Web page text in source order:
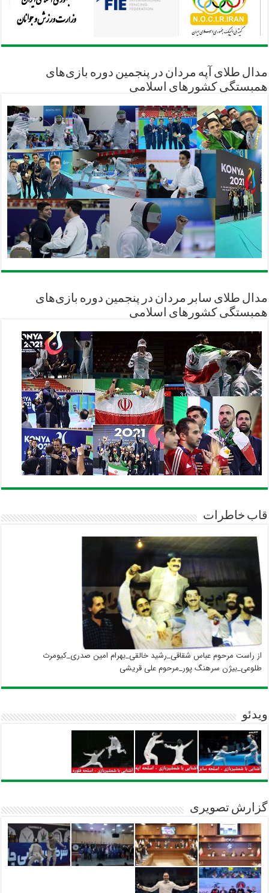
مدال طلای آپه مردان در پنجمین دوره بازی‌های
همبستگی کشورهای اسلامی
مدال طلای سابر مردان در پنجمین دوره بازی‌های
همبستگی کشورهای اسلامی
قاب خاطرات
از راست مرحوم عباس شقاقی_رشید خالقی_بهرام امین صدری_کیومرث
طلوعی_بیژن سرهنگ پور_مرحوم علی قریشی
ویدئو
گزارش تصویری